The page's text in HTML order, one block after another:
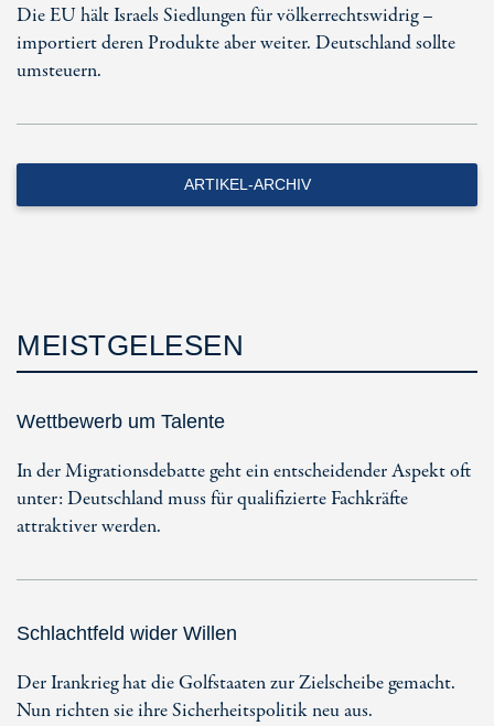
Die EU hält Israels Siedlungen für völkerrechtswidrig –
importiert deren Produkte aber weiter. Deutschland sollte
umsteuern.
ARTIKEL-ARCHIV
MEISTGELESEN
Wettbewerb um Talente
In der Migrationsdebatte geht ein entscheidender Aspekt oft
unter: Deutschland muss für qualifizierte Fachkräfte
attraktiver werden.
Schlachtfeld wider Willen
Der Irankrieg hat die Golfstaaten zur Zielscheibe gemacht.
Nun richten sie ihre Sicherheitspolitik neu aus.